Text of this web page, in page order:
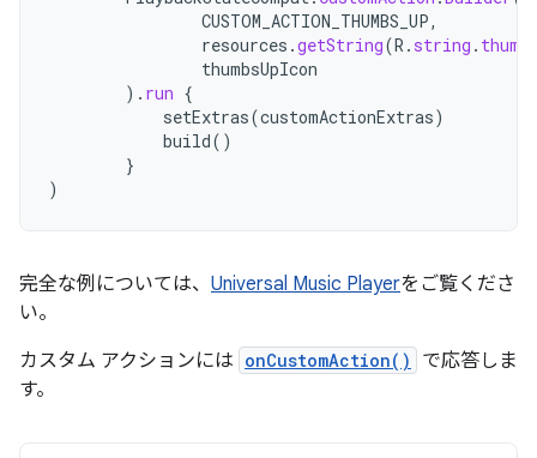
CUSTOM_ACTION_THUMBS_UP,
resources .getString(R . string .
thumbsUpIcon
). run {
setExtras(customActionExtras)
build()
}
)
完全な例については、 Universal Music Playerをご覧くださ
い。
カスタム アクションには onCustomAction()
で応答しま
す。